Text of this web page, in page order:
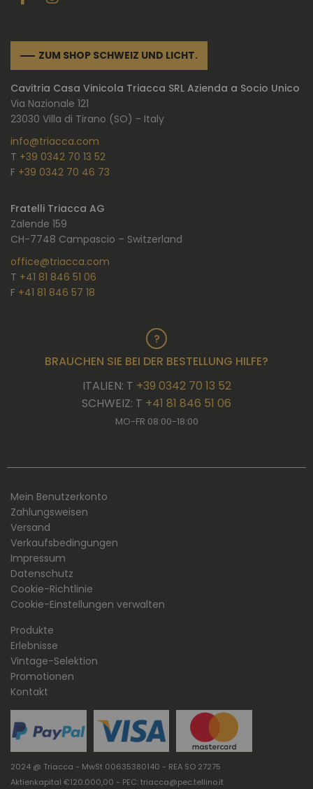
ZUM SHOP SCHWEIZ UND LICHT.
Cavitria Casa Vinicola Triacca SRL Azienda a Socio Unico
Via Nazionale 121
23030 Villa di Tirano (SO) - Italy
info@triacca.com
T +39 0342 70 13 52
F +39 0342 70 46 73
Fratelli Triacca AG
Zalende 159
CH-7748 Campascio – Switzerland
office@triacca.com
T +41 81 846 51 06
F +41 81 846 57 18
BRAUCHEN SIE BEI DER BESTELLUNG HILFE?
ITALIEN: T +39 0342 70 13 52
SCHWEIZ: T +41 81 846 51 06
MO-FR 08:00-18:00
Mein Benutzerkonto
Zahlungsweisen
Versand
Verkaufsbedingungen
Impressum
Datenschutz
Cookie-Richtlinie
Cookie-Einstellungen verwalten
Produkte
Erlebnisse
Vintage-Selektion
Promotionen
Kontakt
2024 @ Triacca - MwSt 00635380140 - REA SO 27275
Aktienkapital €120.000,00 - PEC: triacca@pec.tellino.it